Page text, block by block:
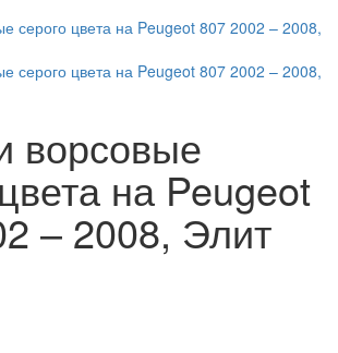
ворсовые
на Peugeot
– 2008, Элит